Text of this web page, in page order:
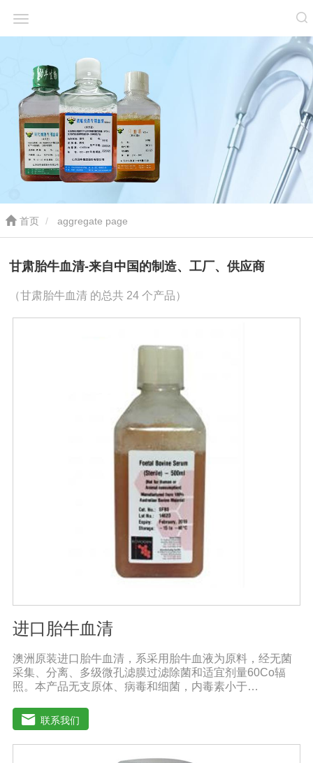
首页 aggregate page
甘肃胎牛血清-来自中国的制造、工厂、供应商
（甘肃胎牛血清 的总共 24 个产品）
进口胎牛血清
澳洲原装进口胎牛血清，系采用胎牛血液为原料，经无菌
采集、分离、多级微孔滤膜过滤除菌和适宜剂量60Co辐
照。本产品无支原体、病毒和细菌，内毒素小于
细胞及多种细胞株的培养、扩增和保藏、组织器官的分
离、培养及单克隆抗体的制备和疫苗的研制及生产。质量
标准：符合《中华人民共和国药典》2020版、符合《中华
人民共和国兽药典》2020版、欧洲药典、美国药典质量标
联系我们